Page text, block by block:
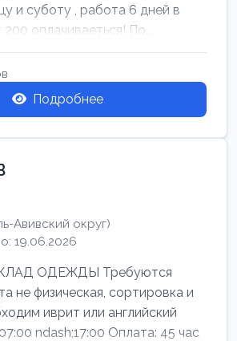
и суботу , работа 6 дней в
оплачиваеться! По...
Подробнее
Авивский округ)
19.06.2026
ОДЕЖДЫ Требуются
не физическая, сортировка и
иврит или английский
ndash;17:00 Оплата: 45 час